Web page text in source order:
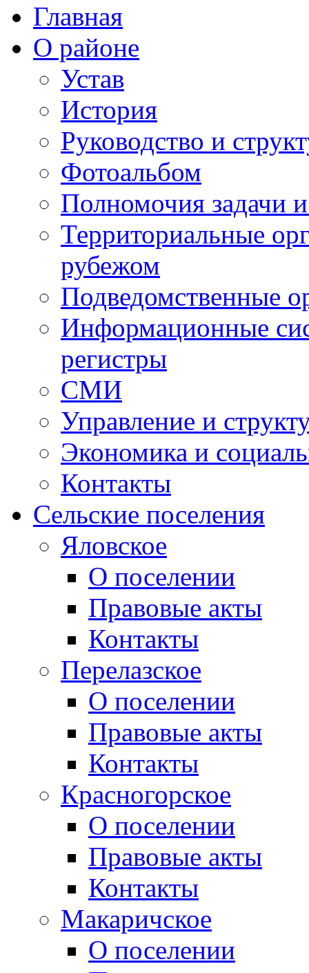
Главная
О районе
Устав
История
Руководство и
Фотоальбом
Полномочия задачи
Территориальные
рубежом
Подведомственные
Информационные
регистры
СМИ
Управление и
Экономика и
Контакты
Сельские поселения
Яловское
О поселении
Правовые акты
Контакты
Перелазское
О поселении
Правовые акты
Контакты
Красногорское
О поселении
Правовые акты
Контакты
Макаричское
О поселении